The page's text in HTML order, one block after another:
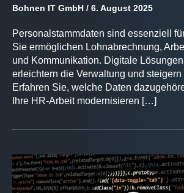
Bohnen IT GmbH 6. August 2025
Personalstammdaten sind essenziell
Sie ermöglichen Lohnabrechnung,
und Kommunikation. Digitale
erleichtern die Verwaltung und
Erfahren Sie, welche Daten
Ihre HR-Arbeit modernisieren […]